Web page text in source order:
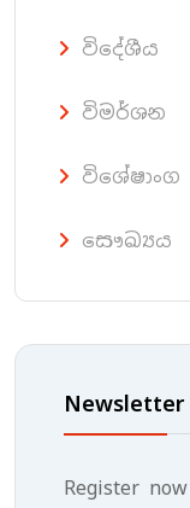
විදේශීය
විමර්ශන
විශේෂාංග
සෞඛ්‍යය
Newsletter
Register